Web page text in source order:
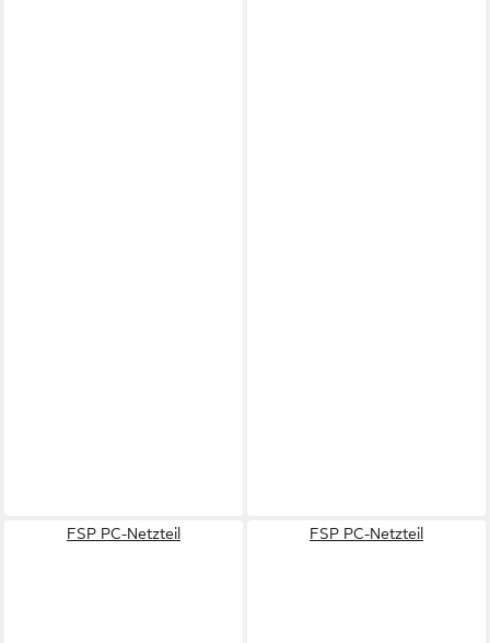
FSP PC-Netzteil FSP PC-Netzteil